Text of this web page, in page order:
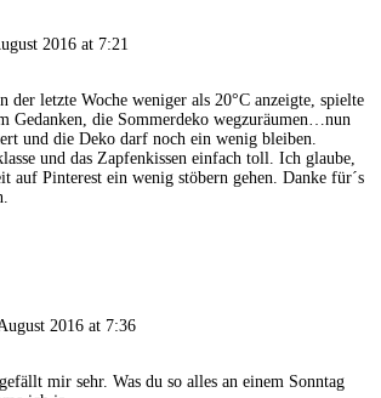
2016 at 7:21
der letzte Woche weniger als 20°C anzeigte, spielte
Gedanken, die Sommerdeko wegzuräumen…nun
und die Deko darf noch ein wenig bleiben.
und das Zapfenkissen einfach toll. Ich glaube,
auf Pinterest ein wenig stöbern gehen. Danke für´s
2016 at 7:36
mir sehr. Was du so alles an einem Sonntag